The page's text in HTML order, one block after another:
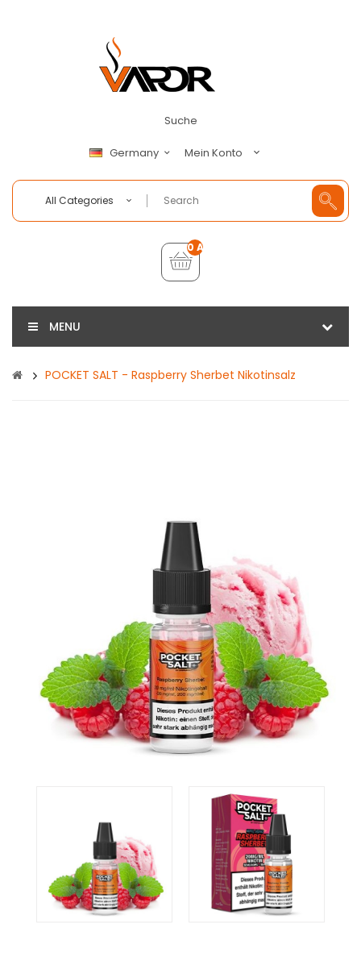
Suche
Germany Mein Konto
All Categories
0 Artikel - €0,00
MENU
POCKET SALT - Raspberry Sherbet Nikotinsalz